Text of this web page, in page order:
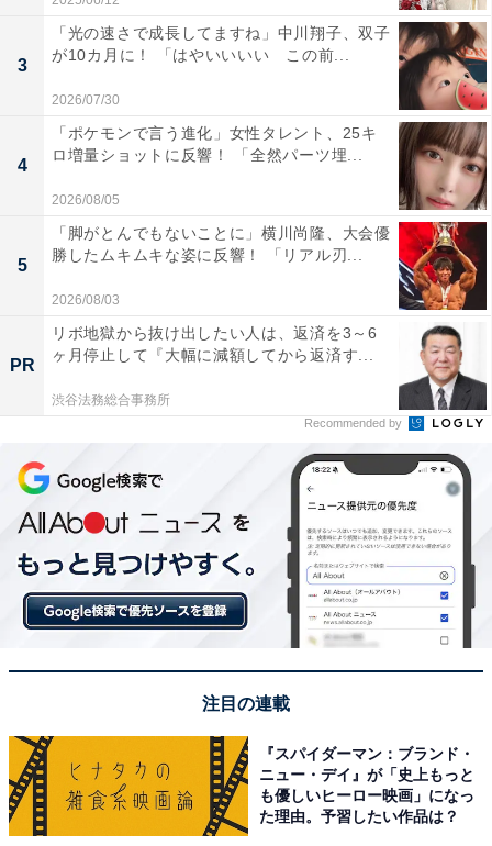
3
「光の速さで成長してますね」中川翔子、双子
が10カ月に！ 「はやいいいい この前...
2026/07/30
4
「ポケモンで言う進化」女性タレント、25キ
ロ増量ショットに反響！ 「全然パーツ埋...
2026/08/05
5
「脚がとんでもないことに」横川尚隆、大会優
勝したムキムキな姿に反響！ 「リアル刃...
2026/08/03
PR
リボ地獄から抜け出したい人は、返済を3～6
ヶ月停止して『大幅に減額してから返済す...
渋谷法務総合事務所
Recommended by
注目の連載
『スパイダーマン：ブランド・
ニュー・デイ』が「史上もっと
も優しいヒーロー映画」になっ
た理由。予習したい作品は？